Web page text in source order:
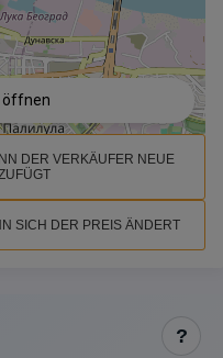
öffnen
DER VERKÄUFER NEUE
SICH DER PREIS ÄNDERT
?